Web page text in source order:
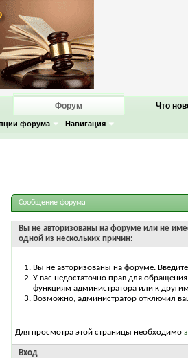
Форум
форума Навигация
Что
Сообщение форума
Вы не авторизованы на форуме или не
одной из нескольких причин:
Вы не авторизованы на форуме.
У вас недостаточно прав для
функциям администратора или к
Возможно, администратор отключил
Для просмотра этой страницы необходимо
Вход